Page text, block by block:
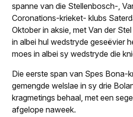
spanne van die Stellenbosch-,
Coronations-krieket- klubs
Oktober in aksie, met Van der
in albei hul wedstryde geseëvier
moes in albei sy wedstryde die
Die eerste span van Spes Bona-
gemengde welslae in sy drie
kragmetings behaal, met een
afgelope naweek.